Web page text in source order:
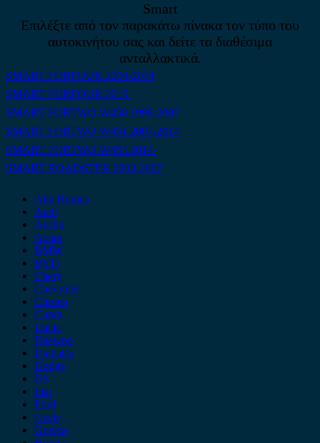
Smart
Επιλέξτε από τον παρακάτω πίνακα τον τύπο του
αυτοκινήτου σας και δείτε τα διαθέσιμα
ανταλλακτικά.
SMART FORFOUR 2004-2014
SMART FORFOUR 2015-
SMART FORTWO W450 1998-2007
SMART FORTWO W451 2007-2014
SMART FORTWO W453 2014-
SMART ROADSTER 2003-2007
Alfa Romeo
Audi
Austin
Acura
BMW
BYD
Chery
Chevrolet
Citroen
Cupra
Dacia
Daewoo
Daihatsu
Dodge
DS
Fiat
Ford
Geely
Gonow